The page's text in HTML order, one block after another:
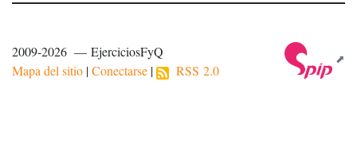
2009-2026 — EjerciciosFyQ
Mapa del sitio |Conectarse | RSS 2.0